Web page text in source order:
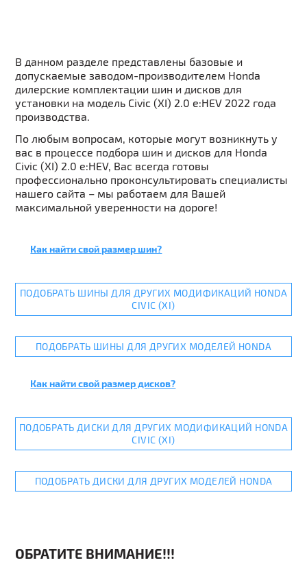
В данном разделе представлены базовые и
допускаемые заводом-производителем Honda
дилерские комплектации шин и дисков для
установки на модель Civic (XI) 2.0 e:HEV 2022 года
производства.
По любым вопросам, которые могут возникнуть у
вас в процессе подбора шин и дисков для Honda
Civic (XI) 2.0 e:HEV, Вас всегда готовы
профессионально проконсультировать специалисты
нашего сайта – мы работаем для Вашей
максимальной уверенности на дороге!
Как найти свой размер шин?
ПОДОБРАТЬ ШИНЫ ДЛЯ ДРУГИХ МОДИФИКАЦИЙ HONDA
CIVIC (XI)
ПОДОБРАТЬ ШИНЫ ДЛЯ ДРУГИХ МОДЕЛЕЙ HONDA
Как найти свой размер дисков?
ПОДОБРАТЬ ДИСКИ ДЛЯ ДРУГИХ МОДИФИКАЦИЙ HONDA
CIVIC (XI)
ПОДОБРАТЬ ДИСКИ ДЛЯ ДРУГИХ МОДЕЛЕЙ HONDA
ОБРАТИТЕ ВНИМАНИЕ!!!